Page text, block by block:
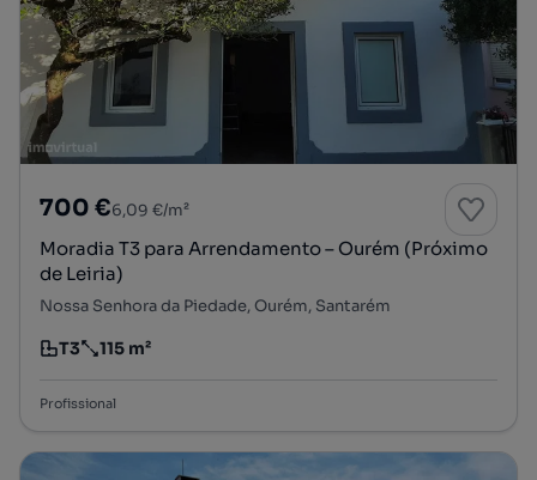
700 €6,09 €/m²
Moradia T3 para Arrendamento – Ourém (Próximo
de Leiria)
Nossa Senhora da Piedade, Ourém, Santarém
Tipologia
T3
Preço por metro quadrado
115 m²
Profissional